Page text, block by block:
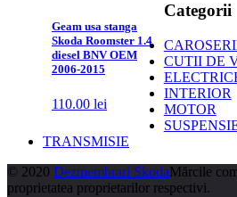
Geam usa stanga
Skoda Roomster 1.4
diesel BNV OEM
2006-2015
110.00 lei
Categorii
CUTII DE
INTERIOR
MOTOR
TRANSMISIE
© 2020 Dezmembrari SkodaMărcile
proprietatea proprietarilor respectivi.